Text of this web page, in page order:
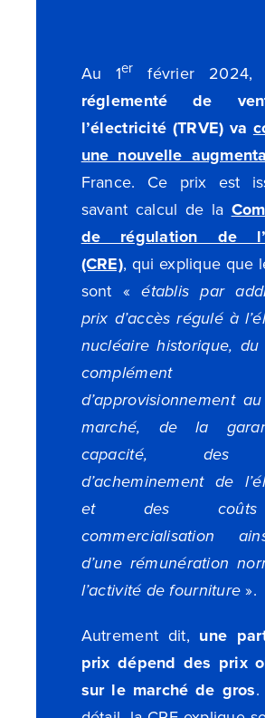
Au 1er février 2024,
réglementé de
l’électricité (TRVE) va
une nouvelle
France. Ce prix est
savant calcul de la
de régulation de
(CRE), qui explique que
sont «établis par
prix d’accès régulé à
nucléaire historique,
complément
d’approvisionnement
marché, de la
capacité, des
d’acheminement de
et des
commercialisation
d’une rémunération
l’activité de fourniture».
Autrement dit, une
prix dépend des prix
sur le marché de gros